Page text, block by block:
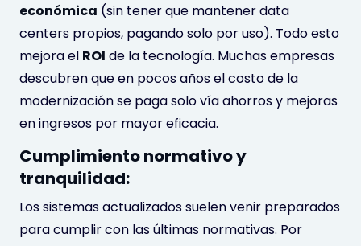
económica (sin tener que mantener data
centers propios, pagando solo por uso). Todo esto
mejora el ROI de la tecnología. Muchas empresas
descubren que en pocos años el costo de la
modernización se paga solo vía ahorros y mejoras
en ingresos por mayor eficacia.
Cumplimiento normativo y
tranquilidad:
Los sistemas actualizados suelen venir preparados
para cumplir con las últimas normativas. Por